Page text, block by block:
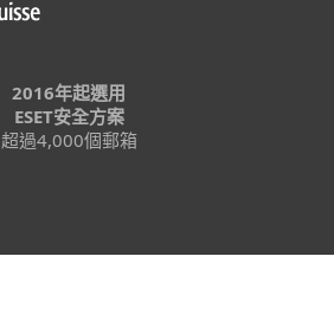
2016年起選用
ESET安全方案
超過4,000個郵箱